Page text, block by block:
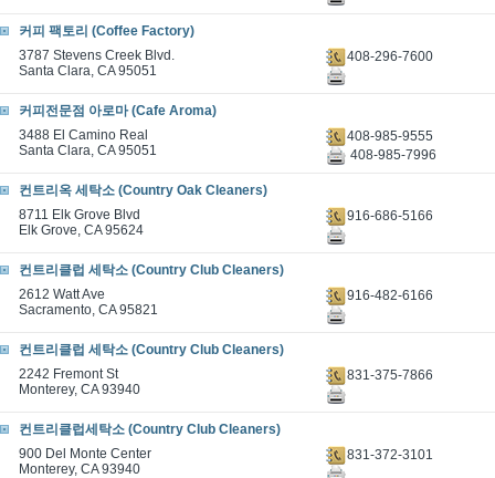
커피 팩토리 (Coffee Factory)
3787 Stevens Creek Blvd.
Santa Clara, CA 95051
408-296-7600
커피전문점 아로마 (Cafe Aroma)
3488 El Camino Real
Santa Clara, CA 95051
408-985-9555
408-985-7996
컨트리옥 세탁소 (Country Oak Cleaners)
8711 Elk Grove Blvd
Elk Grove, CA 95624
916-686-5166
컨트리클럽 세탁소 (Country Club Cleaners)
2612 Watt Ave
Sacramento, CA 95821
916-482-6166
컨트리클럽 세탁소 (Country Club Cleaners)
2242 Fremont St
Monterey, CA 93940
831-375-7866
컨트리클럽세탁소 (Country Club Cleaners)
900 Del Monte Center
Monterey, CA 93940
831-372-3101